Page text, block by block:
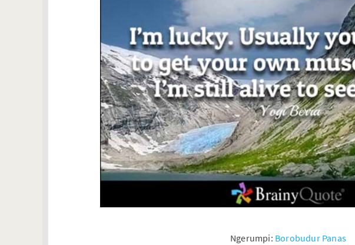
Ngerumpi: Borobudur Panas